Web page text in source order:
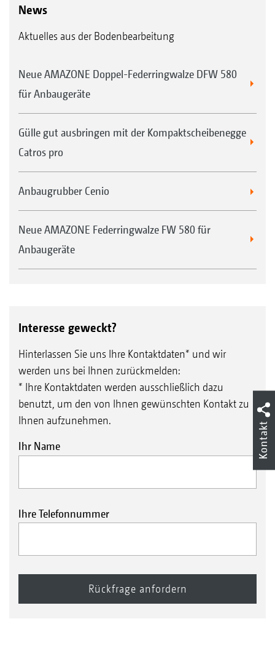
News
Aktuelles aus der Bodenbearbeitung
Neue AMAZONE Doppel-Federringwalze DFW 580
für Anbaugeräte
Gülle gut ausbringen mit der Kompaktscheibenegge
Catros pro
Anbaugrubber Cenio
Neue AMAZONE Federringwalze FW 580 für
Anbaugeräte
Interesse geweckt?
Hinterlassen Sie uns Ihre Kontaktdaten* und wir
werden uns bei Ihnen zurückmelden:
* Ihre Kontaktdaten werden ausschließlich dazu
benutzt, um den von Ihnen gewünschten Kontakt zu
Ihnen aufzunehmen.
Ihr Name
Ihre Telefonnummer
Kontakt